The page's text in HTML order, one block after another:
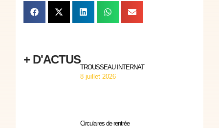
+ D'ACTUS
TROUSSEAU INTERNAT
8 juillet 2026
Circulaires de rentrée